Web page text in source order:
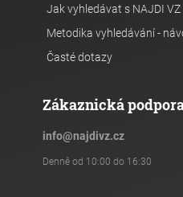
Jak vyhledávat s NAJDI VZ
Metodika vyhledávání -
Časté dotazy
Zákaznická
info@najdivz.cz
Denně od 10:00 do 16:30